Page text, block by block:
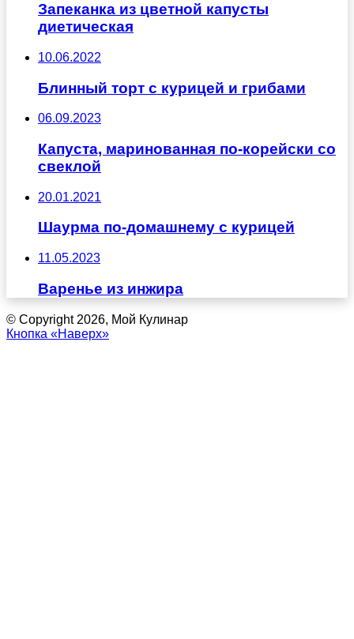
Запеканка из цветной капусты
диетическая
10.06.2022
Блинный торт с курицей и грибами
06.09.2023
Капуста, маринованная по-корейски со
свеклой
20.01.2021
Шаурма по-домашнему с курицей
11.05.2023
Варенье из инжира
© Copyright 2026, Мой Кулинар
Кнопка «Наверх»